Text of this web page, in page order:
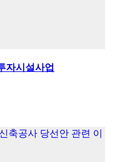
자시설사업